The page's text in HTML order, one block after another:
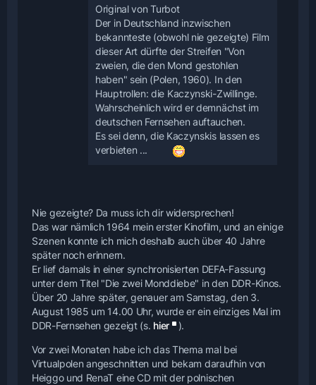
Original von Turbot
Der in Deutschland inzwischen
bekannteste (obwohl nie gezeigte) Film
dieser Art dürfte der Streifen "Von
zweien, die den Mond gestohlen
haben" sein (Polen, 1960). In den
Hauptrollen: die Kaczynski-Zwillinge.
Wahrscheinlich wird er demnächst im
deutschen Fernsehen auftauchen.
Es sei denn, die Kaczynskis lassen es
verbieten ...
Nie gezeigte? Da muss ich dir widersprechen!
Das war nämlich 1964 mein erster Kinofilm, und an einige
Szenen konnte ich mich deshalb auch über 40 Jahre
später noch erinnern.
Er lief damals in einer synchronisierten DEFA-Fassung
unter dem Titel "Die zwei Monddiebe" in den DDR-Kinos.
Über 20 Jahre später, genauer am Samstag, den 3.
August 1985 um 14.00 Uhr, wurde er ein einziges Mal im
DDR-Fernsehen gezeigt (s. hier
).
Vor zwei Monaten habe ich das Thema mal bei
Virtualpolen angeschnitten und bekam daraufhin von
Heiggo und RenaT eine CD mit der polnischen